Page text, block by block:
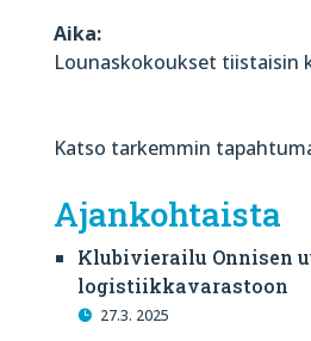
Aika:
Lounaskokoukset tiistaisin
Katso tarkemmin
Ajankohtaista
Klubivierailu Onnisen
logistiikkavarastoon
27.3. 2025